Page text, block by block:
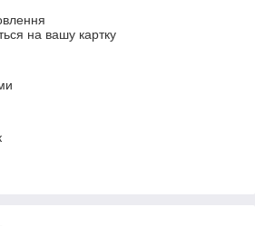
на вашу картку